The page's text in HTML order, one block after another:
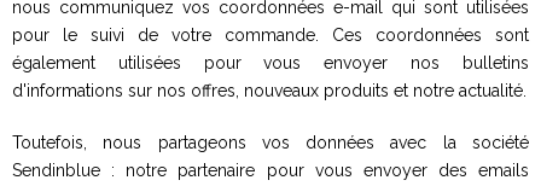
nous communiquez vos coordonnées e-mail qui sont utilisées
pour le suivi de votre commande. Ces coordonnées sont
également utilisées pour vous envoyer nos bulletins
d'informations sur nos offres, nouveaux produits et notre actualité.
Toutefois, nous partageons vos données avec la société
Sendinblue : notre partenaire pour vous envoyer des emails